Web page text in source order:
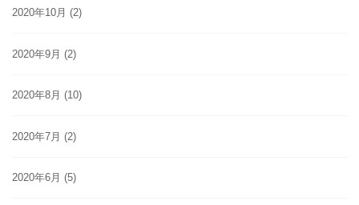
2020年10月 (2)
2020年9月 (2)
2020年8月 (10)
2020年7月 (2)
2020年6月 (5)